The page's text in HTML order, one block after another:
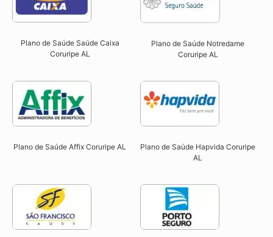
Plano de Saúde Saúde Caixa
Coruripe AL​
Plano de Saúde Notredame
Coruripe AL​
Plano de Saúde Affix Coruripe AL​
Plano de Saúde Hapvida Coruripe
AL​